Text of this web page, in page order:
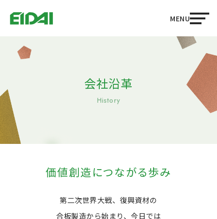
MENU
会社沿革
価値創造につながる歩み
第二次世界大戦、復興資材の
合板製造から始まり、 今日では